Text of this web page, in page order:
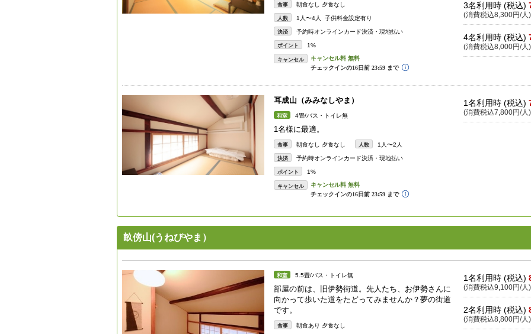
食事 朝食なし 夕食なし
人数 1人〜4人 子供料金設定有り
決済 予約時オンラインカード決済・現地払い
ポイント 1%
キャンセル
3名利用時 (税込)
(消費税込8,300円/人)
4名利用時 (税込)
(消費税込8,000円/人)
耳成山（みみなしやま）
和室 4畳/バス・トイレ無
1名様に最適。
食事 朝食なし 夕食なし 人数 1人〜2人
決済 予約時オンラインカード決済・現地払い
ポイント 1%
キャンセル
1名利用時 (税込)
(消費税込7,800円/人)
畝傍山(うねびやま）
和室 5.5畳/バス・トイレ無
部屋の前は、旧伊勢街道。先人たち、お伊勢さんに
向かって歩いた道をたどってみませんか？夢の街道
です。
食事 朝食あり 夕食なし
1名利用時 (税込)
(消費税込9,100円/人)
2名利用時 (税込)
(消費税込8,800円/人)